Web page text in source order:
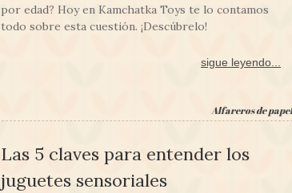
por edad? Hoy en Kamchatka Toys te lo contamos
todo sobre esta cuestión. ¡Descúbrelo!
sigue leyendo...
Alfareros de papel
Las 5 claves para entender los
juguetes sensoriales